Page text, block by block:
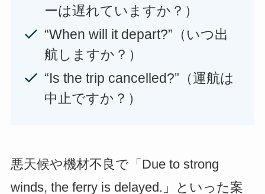
ーは遅れていますか？）
“When will it depart?”（いつ出
航しますか？）
“Is the trip cancelled?”（運航は
中止ですか？）
悪天候や機材不良で「Due to strong
winds, the ferry is delayed.」といった案